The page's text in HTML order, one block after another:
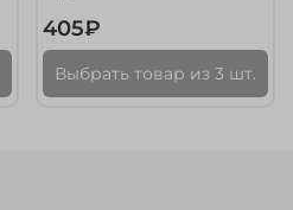
405₽
Выбрать товар из 3 шт.